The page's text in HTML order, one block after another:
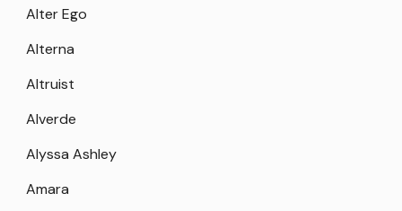
Alter Ego
Alterna
Altruist
Alverde
Alyssa Ashley
Amara